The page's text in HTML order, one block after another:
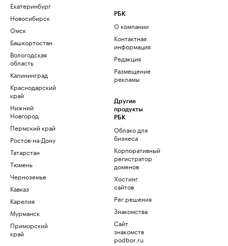
Екатеринбург
Новосибирск
Омск
Башкортостан
Вологодская
область
Калининград
Краснодарский
край
Нижний
Новгород
Пермский край
Ростов-на-Дону
Татарстан
Тюмень
Черноземье
Кавказ
Карелия
Мурманск
Приморский
край
РБК
О компании
Контактная
информация
Редакция
Размещение
рекламы
Другие
продукты
РБК
Облако для
бизнеса
Корпоративный
регистратор
доменов
Хостинг
сайтов
Рег.решения
Знакомства
Сайт
знакомств
podbor.ru